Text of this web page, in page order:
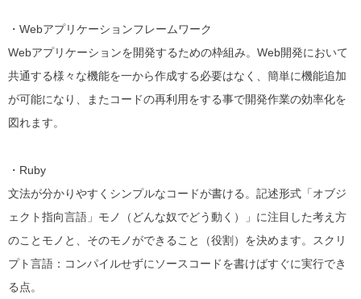
・Webアプリケーションフレームワーク
Webアプリケーションを開発するための枠組み。Web開発において
共通する様々な機能を一から作成する必要はなく、簡単に機能追加
が可能になり、またコードの再利用をする事で開発作業の効率化を
図れます。
・Ruby
文法が分かりやすくシンプルなコードが書ける。 記述形式「オブジ
ェクト指向言語 」モノ（どんな奴でどう動く）」に注目した考え方
のことモノと、そのモノができること（役割）を決めます。
スクリ
プト言語：コンパイルせずにソースコードを書けばすぐに実行でき
る点。